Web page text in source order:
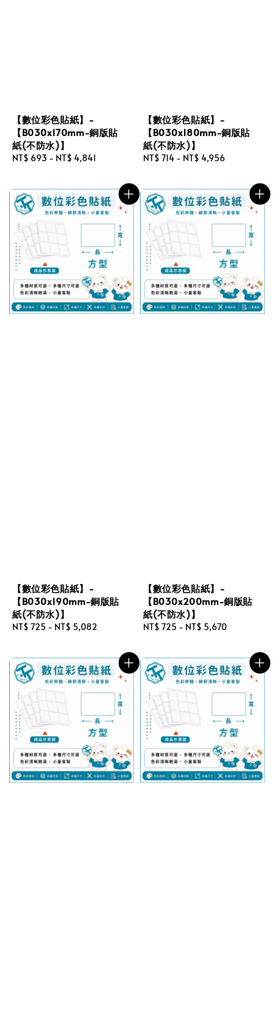
【數位彩色貼紙】-
【B030x170mm-銅版貼
紙(不防水)】
Regular
NT$ 693 - NT$ 4,841
【數位彩色貼紙】-
【B030x180mm-銅版貼
紙(不防水)】
Regular
NT$ 714 - NT$ 4,956
【數位彩色貼紙】-
【B030x190mm-銅版貼
紙(不防水)】
Regular
NT$ 725 - NT$ 5,082
【數位彩色貼紙】-
【B030x200mm-銅版貼
紙(不防水)】
Regular
NT$ 725 - NT$ 5,670